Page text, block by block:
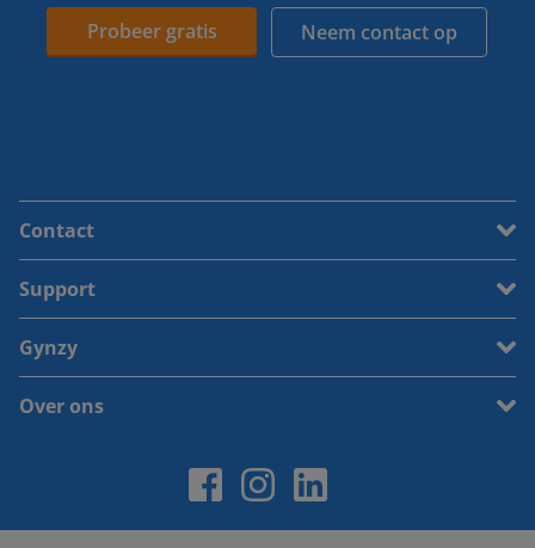
Probeer gratis Neem contact op
Contact
Support
Gynzy
Over ons